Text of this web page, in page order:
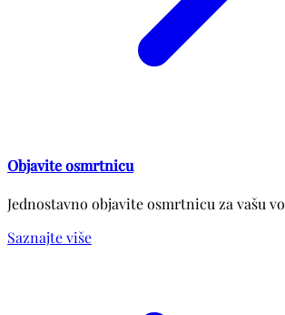
Objavite osmrtnicu
Jednostavno objavite osmrtnicu za vašu
Saznajte više